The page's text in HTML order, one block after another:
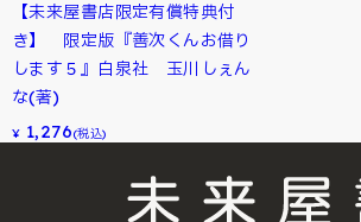
【未来屋書店限定有償特典付
き】 限定版『善次くんお借り
します５』白泉社 玉川しぇん
な(著)
¥ 1,276(税込)